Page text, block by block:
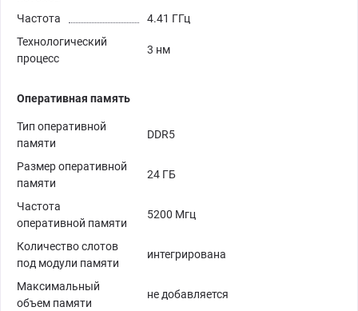
Частота
4.41 ГГц
Технологический
процесс
3 нм
Оперативная память
Тип оперативной
памяти
DDR5
Размер оперативной
памяти
24 ГБ
Частота
оперативной памяти
5200 Мгц
Количество слотов
под модули памяти
интегрирована
Максимальный
объем памяти
не добавляется